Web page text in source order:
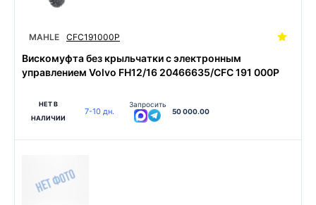
MAHLE CFC191000P
Вискомуфта без крыльчатки с электронным
управлением Volvo FH12/16 20466635/CFC 191 000P
НЕТ В
НАЛИЧИИ
7-10 дн.
Запросить
50 000.00